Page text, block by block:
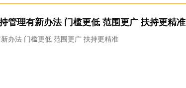
管理有新办法 门槛更低 范围更广 扶持更精准
办法 门槛更低 范围更广 扶持更精准